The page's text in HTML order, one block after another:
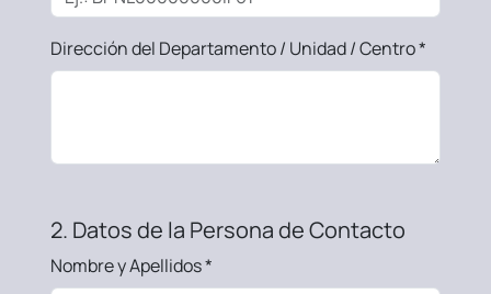
Dirección del Departamento / Unidad / Centro *
2. Datos de la Persona de Contacto
Nombre y Apellidos *